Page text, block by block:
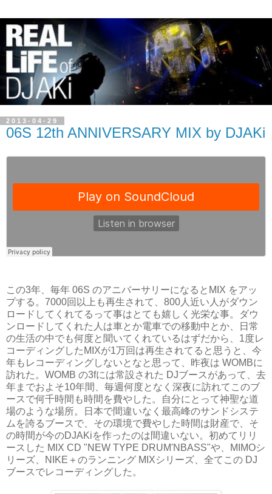
2013-04-29
06S 12th ANNIVERSARY MIX by DJAKi
この3年、毎年 06S のアニバーサリーになると MIX をアッ
プする。7000回以上も再生されて、800人近い人がダウン
ロードしてくれてるって事はとても嬉しく光栄な事。ダウ
ンロードしてくれた人は車とか電車での移動中とか、日常
の生活の中でも何度と聞いてくれているはずだから、1度レ
コーディングしたMIXが1万回は再生されてると思うと、今
年もレコーディングしないとなと思って、昨夜は WOMBに
訪れた。WOMB の3fには常設された DJブースがあって、去
年までおよそ10年間、毎週何度となく深夜に訪れてこのブ
ースで何千時間も時間を費やした。自分にとって神聖な道
場のような場所。日本で間違いなく最高峰のサンドシステ
ムを誇るブースで、その環境で費やした時間は財産で、そ
の時間が今のDJAKiを作ったのは間違いない。初めてリリ
ースした MIX CD "NEW TYPE DRUM'NBASS"や、MIMOシ
リーズ、NIKE＋のランニング MIXシリーズ、全てこの DJ
ブースでレコーディングした。